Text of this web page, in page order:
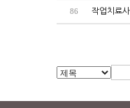
86 작업치료